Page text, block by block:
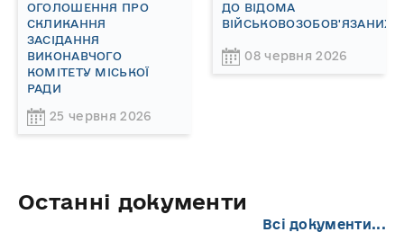
ОГОЛОШЕННЯ ПРО
СКЛИКАННЯ
ЗАСІДАННЯ
ВИКОНАВЧОГО
КОМІТЕТУ МІСЬКОЇ
РАДИ
25 червня 2026
ДО ВІДОМА
ВІЙСЬКОВОЗОБОВ'ЯЗАНИХ!
08 червня 2026
Останні документи
Всі документи...